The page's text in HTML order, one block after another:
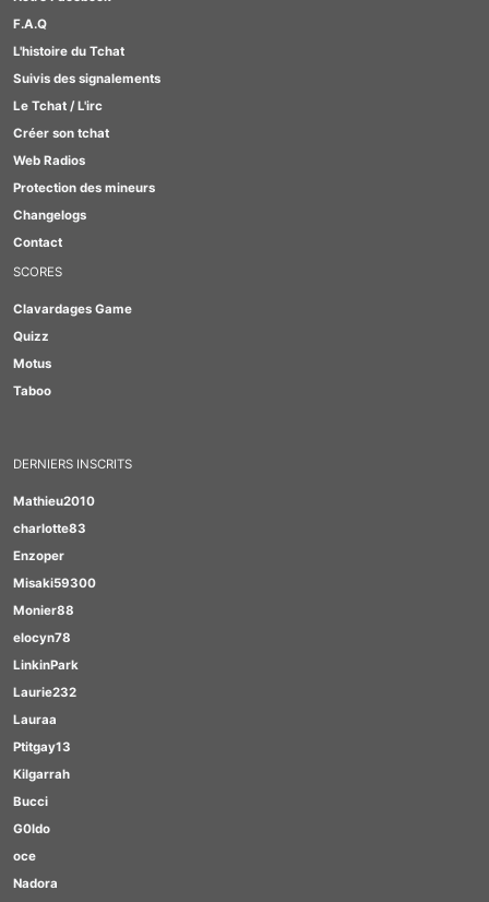
#Scrabble
#Lesbienne
#Furry
F.A.Q
L'histoire du Tchat
Suivis des signalements
Le Tchat / L'irc
Créer son tchat
Web Radios
Protection des mineurs
Changelogs
Contact
SCORES
Clavardages Game
Quizz
Motus
Taboo
DERNIERS INSCRITS
Mathieu2010
charlotte83
Enzoper
Misaki59300
Monier88
elocyn78
LinkinPark
Laurie232
Lauraa
Ptitgay13
Kilgarrah
Bucci
G0ldo
oce
Nadora